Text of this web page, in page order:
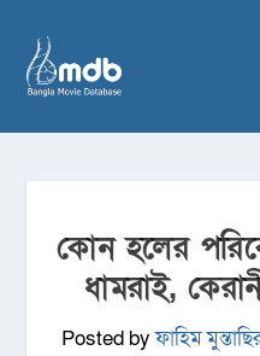
কোন হলের
ধামরাই,
Posted byফাহিম